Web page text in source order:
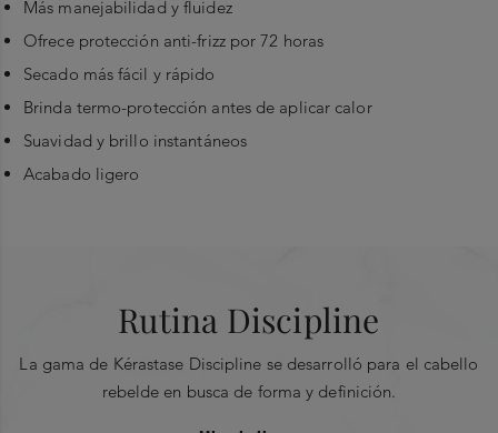
Más manejabilidad y fluidez
Ofrece protección anti-frizz por 72 horas
Secado más fácil y rápido
Brinda termo-protección antes de aplicar calor
Suavidad y brillo instantáneos
Acabado ligero
Agentes Morfo-Constituyentes + Polímero Morfo-Superficie
fibra para brindar manejabilidad y protección contra el frizz.
CALIFICACIÓN
INSTANTÁNEA
Select a row
PROMEDIO DE CALIFICACIÓN DE
LOS CLIENTES
Overall
0.0 out of 5 stars
Rutina Discipline
La gama de Kérastase Discipline se desarrolló para el cabello
rebelde en busca de forma y definición.